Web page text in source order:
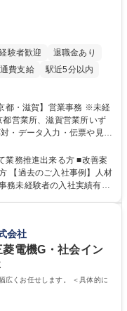
験者歓迎
退職金あり
費支給
駅近5分以内
・データ入力・伝票や見積
発生する事務業務や業務改
システムがきちんと構築さ
できる環境です。また、
験可
業務推進出来る方 ■改善案
【過去のご入社事例】人材
務未経験者の入社実績有
サポート、改善の動きも期
チームに貢献し、結果的に
平均19:30の退勤以降の業
働き方となります。 学
資格：
会社
菱電機G・社会イン
広くお任せします。 ＜具体的に